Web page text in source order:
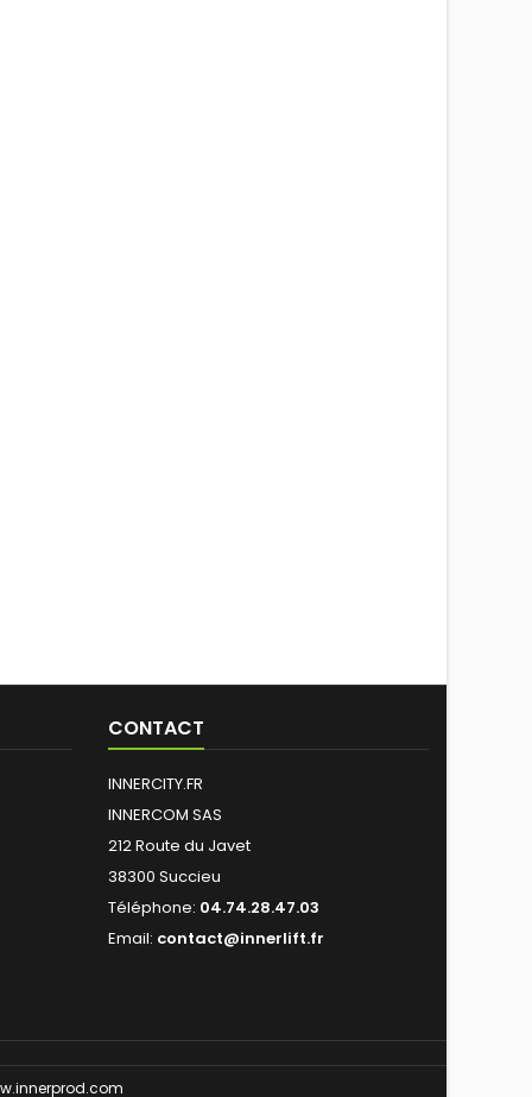
CONTACT
INNERCITY.FR
INNERCOM SAS
212 Route du Javet
38300 Succieu
Téléphone: 04.74.28.47.03
Email: contact@innerlift.fr